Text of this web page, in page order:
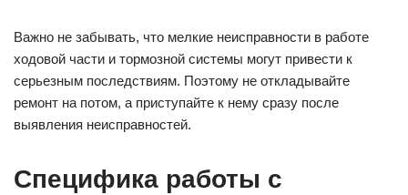
Важно не забывать, что мелкие неисправности в работе
ходовой части и тормозной системы могут привести к
серьезным последствиям. Поэтому не откладывайте
ремонт на потом, а приступайте к нему сразу после
выявления неисправностей.
Специфика работы с